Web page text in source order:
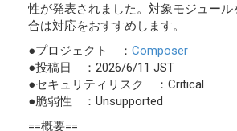
性が発表されました。対象モジュー
合は対応をおすすめします。
●プロジェクト ： Composer
●投稿日 ：2026/6/11 JST
●セキュリティリスク ：Critical
●脆弱性 ：Unsupported
==概要==